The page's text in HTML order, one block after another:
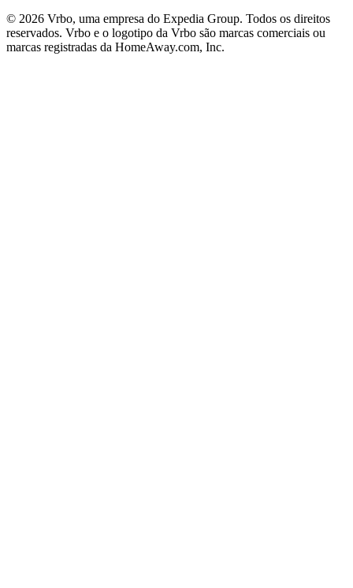
© 2026 Vrbo, uma empresa do Expedia Group. Todos os direitos
reservados. Vrbo e o logotipo da Vrbo são marcas comerciais ou
marcas registradas da HomeAway.com, Inc.